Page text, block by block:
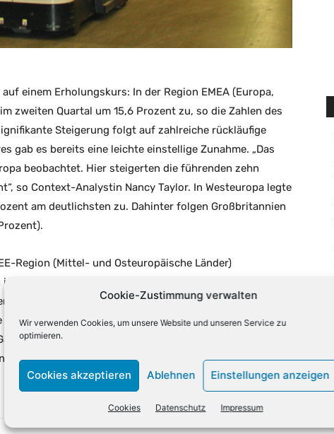
Cookie-Zustimmung verwalten
Wir verwenden Cookies, um unsere Website und unseren Service zu
optimieren.
Cookies akzeptieren Ablehnen Einstellungen anzeigen
Cookies Datenschutz Impressum
einem Erholungskurs: In der Region EMEA (Europa,
zweiten Quartal um 15,6 Prozent zu, so die Zahlen des
Steigerung folgt auf zahlreiche rückläufige
gab es bereits eine leichte einstellige Zunahme. „Das
beobachtet. Hier steigerten die führenden zehn
so Context-Analystin Nancy Taylor. In Westeuropa legte
am deutlichsten zu. Dahinter folgen Großbritannien
Region (Mittel- und Osteuropäische Länder)
Höhe von 8,4 Prozent im Vergleich zum
schwierigen politischen Situation in Russland und der
Zahlen von Context liegen über den Prognosen
Diese gingen für die EMEA-Region im zweiten
8,6 Prozent aus.